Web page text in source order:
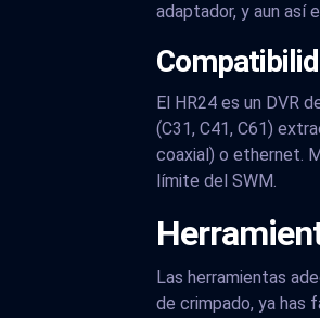
adaptador, y aun así
El HR24 es un DVR
(C31, C41, C61)
coaxial) o ethernet.
límite del SWM.
Las herramientas
de crimpado, ya has